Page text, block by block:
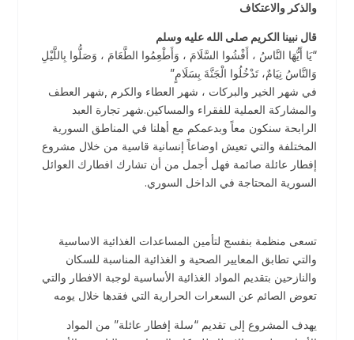
والذكر والاعتكاف
قال نبينا الكريم صلى الله عليه وسلم
“يَا أَيُّهَا النَّاسُ ، أَفْشُوا السَّلَامَ ، وَأَطْعِمُوا الطَّعَامَ ، وَصَلُّوا بِاللَّيْلِ
وَالنَّاسُ نِيَامٌ، تَدْخُلُوا الْجَنَّةَ بِسَلَامٍ”
في شهر الخير والبركات ، شهر العطاء والكرم ,شهر العطف
والمشاركة العملية للفقراء والمساكين.شهر تجارة العبد
الرابحة سنكون معاً وبدعمكم مع أهلنا في المناطق السورية
المختلفة والتي تعيش اوضاعاً إنسانية قاسية من خلال مشروع
إفطار عائلة صائمة فهل أجمل من أن تشارك افطارك العوائل
السورية المحتاجة في الداخل السوري.
تسعى منظمة بنفسج لتأمين المساعدات الغذائية الاساسية
والتي تطابق المعايير الصحية و الغذائية المناسبة للسكان
والنازحين بتقديم المواد الغذائية الأساسية لوجبة الافطار والتي
تعوض الصائم عن السعرات الحرارية التي فقدها خلال يومه
يهدف المشروع إلى تقديم “سلة إفطار عائلة” من المواد